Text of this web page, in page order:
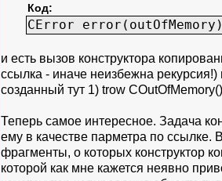
Код:
CError
и есть вызов конструктора
ссылка - иначе неизбежна
созданный тут 1) trow
Теперь самое интересное. Задача
ему в качестве парметра по ссылке.
фрагменты, о которых конструктор
которой как мне кажется неявно